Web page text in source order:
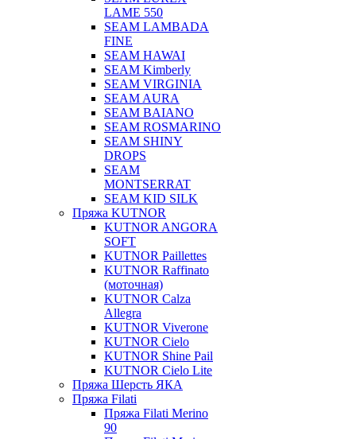
LAME 550
SEAM LAMBADA
FINE
SEAM HAWAI
SEAM Kimberly
SEAM VIRGINIA
SEAM AURA
SEAM BAIANO
SEAM ROSMARINO
SEAM SHINY
DROPS
SEAM
MONTSERRAT
SEAM KID SILK
Пряжа KUTNOR
KUTNOR ANGORA
SOFT
KUTNOR Paillettes
KUTNOR Raffinato
(моточная)
KUTNOR Calza
Allegra
KUTNOR Viverone
KUTNOR Cielo
KUTNOR Shine Pail
KUTNOR Cielo Lite
Пряжа Шерсть ЯКА
Пряжа Filati
Пряжа Filati Merino
90